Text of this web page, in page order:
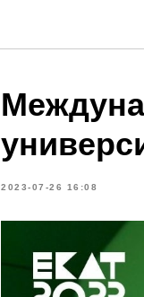
2023-07-26 16:08